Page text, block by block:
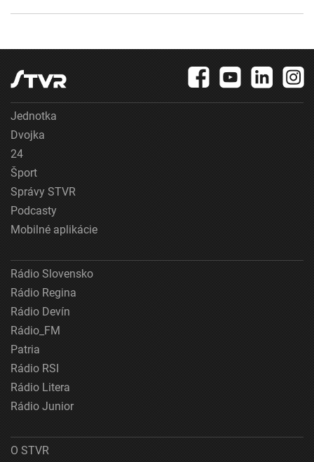
Jednotka
Dvojka
24
Šport
Správy STVR
Podcasty
Mobilné aplikácie
Rádio Slovensko
Rádio Regina
Rádio Devín
Rádio_FM
Patria
Rádio RSI
Rádio Litera
Rádio Junior
O STVR